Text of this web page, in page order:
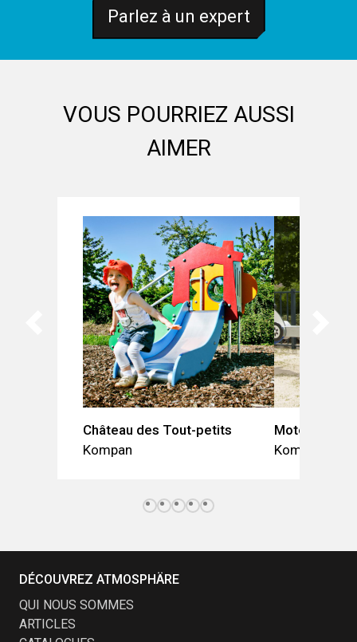
Parlez à un expert
VOUS POURRIEZ AUSSI
AIMER
Château des Tout-petits
Kompan
Motocyclette
Kompan
DÉCOUVREZ ATMOSPHÄRE
QUI NOUS SOMMES
ARTICLES